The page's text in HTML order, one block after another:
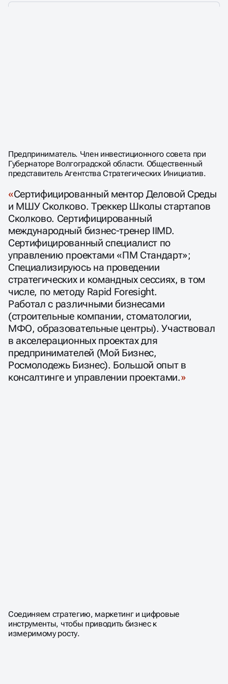
ГУДОШНИКОВ
АЛЕКСАНДР
МИХАЙЛОВИЧ
Предприниматель. Член инвестиционного совета при
Губернаторе Волгоградской области. Общественный
представитель Агентства Стратегических Инициатив.
Сертифицированный ментор Деловой Среды
и МШУ Сколково. Треккер Школы стартапов
Сколково. Сертифицированный
международный бизнес-тренер IIMD.
Сертифицированный специалист по
управлению проектами «ПМ Стандарт»;
Специализируюсь на проведении
стратегических и командных сессиях, в том
числе, по методу Rapid Foresight.
Работал с различными бизнесами
(строительные компании, стоматологии,
МФО, образовательные центры). Участвовал
в акселерационных проектах для
предпринимателей (Мой Бизнес,
Росмолодежь Бизнес). Большой опыт в
консалтинге и управлении проектами.
Соединяем стратегию, маркетинг и цифровые
инструменты, чтобы приводить бизнес к
измеримому росту.